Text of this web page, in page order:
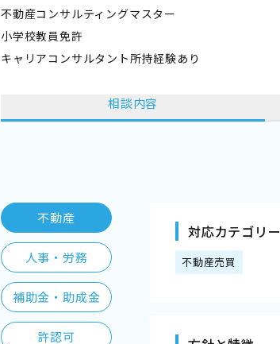
不動産コンサルティングマスター
小学校教員免許
キャリアコンサルタント所持経験あり
相談内容
不動産
人事・労務
補助金・助成金
許認可
対応カテゴリー
不動産売買